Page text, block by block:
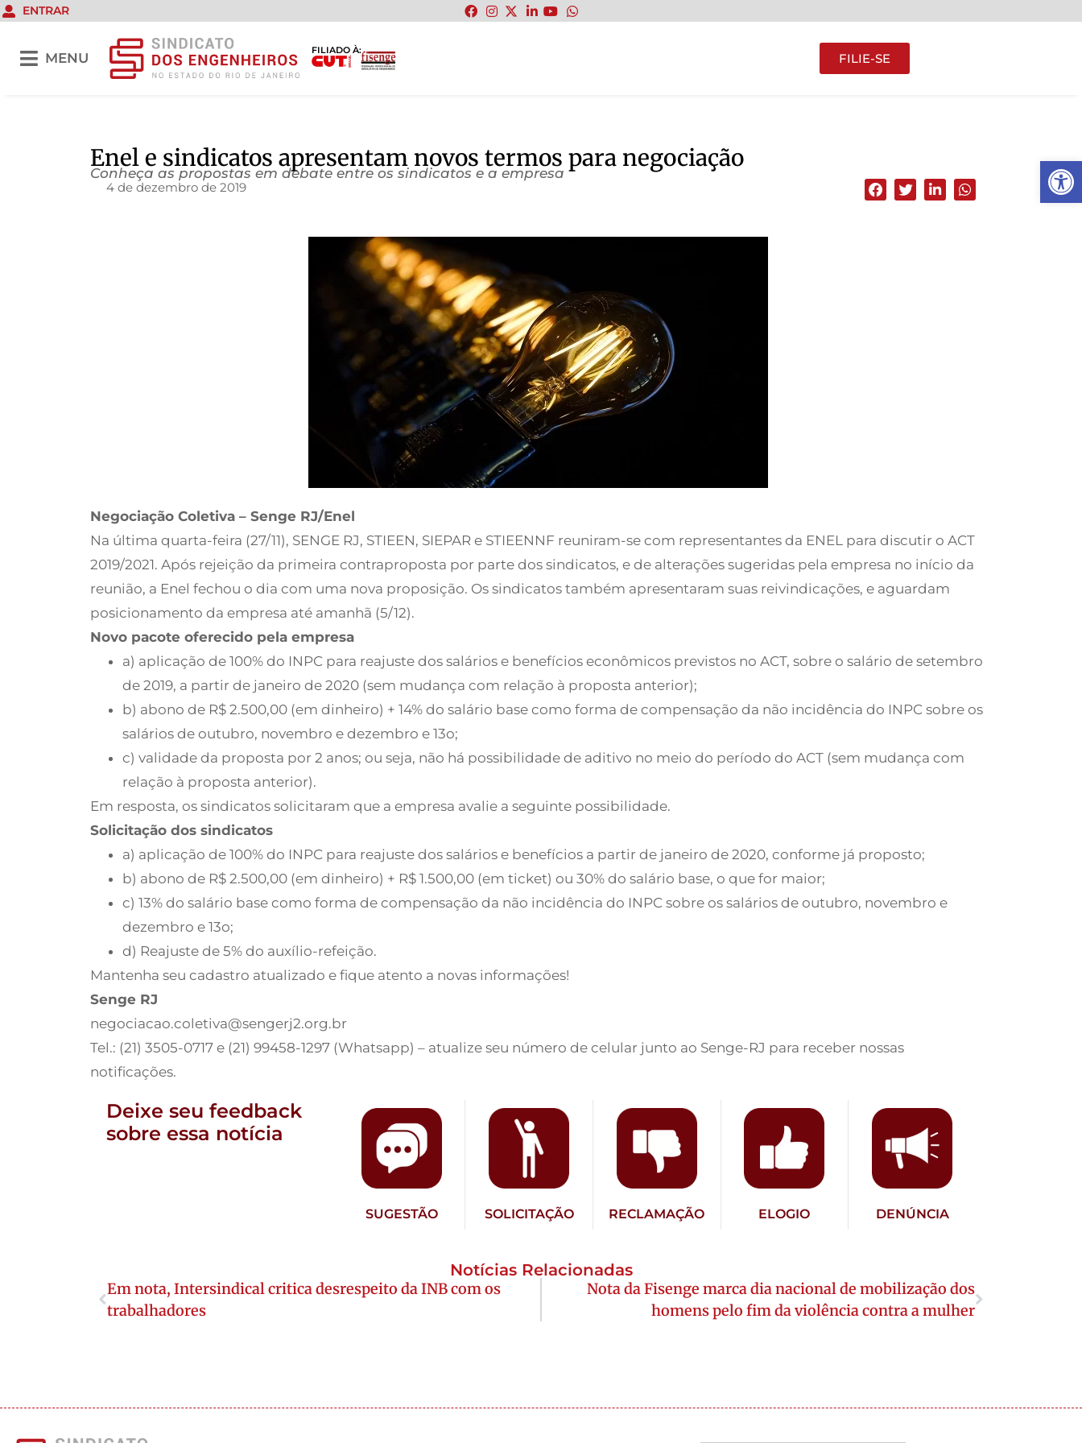
Abrir
ENTRAR
MENU
FILIADO À:
FILIE-SE
Enel e sindicatos apresentam novos termos para negociação
Conheça as propostas em debate entre os sindicatos e a empresa
4 de dezembro de 2019
Negociação Coletiva – Senge RJ/Enel
Na última quarta-feira (27/11), SENGE RJ, STIEEN, SIEPAR e STIEENNF reuniram-se com representantes da ENEL para discutir o ACT
2019/2021. Após rejeição da primeira contraproposta por parte dos sindicatos, e de alterações sugeridas pela empresa no início da
reunião, a Enel fechou o dia com uma nova proposição. Os sindicatos também apresentaram suas reivindicações, e aguardam
posicionamento da empresa até amanhã (5/12).
Novo pacote oferecido pela empresa
a) aplicação de 100% do INPC para reajuste dos salários e benefícios econômicos previstos no ACT, sobre o salário de setembro
de 2019, a partir de janeiro de 2020 (sem mudança com relação à proposta anterior);
b) abono de R$ 2.500,00 (em dinheiro) + 14% do salário base como forma de compensação da não incidência do INPC sobre os
salários de outubro, novembro e dezembro e 13o;
c) validade da proposta por 2 anos; ou seja, não há possibilidade de aditivo no meio do período do ACT (sem mudança com
relação à proposta anterior).
Em resposta, os sindicatos solicitaram que a empresa avalie a seguinte possibilidade.
Solicitação dos sindicatos
a) aplicação de 100% do INPC para reajuste dos salários e benefícios a partir de janeiro de 2020, conforme já proposto;
b) abono de R$ 2.500,00 (em dinheiro) + R$ 1.500,00 (em ticket) ou 30% do salário base, o que for maior;
c) 13% do salário base como forma de compensação da não incidência do INPC sobre os salários de outubro, novembro e
dezembro e 13o;
d) Reajuste de 5% do auxílio-refeição.
Mantenha seu cadastro atualizado e fique atento a novas informações!
Senge RJ
negociacao.coletiva@sengerj2.org.br
Tel.: (21) 3505-0717 e (21) 99458-1297 (Whatsapp) – atualize seu número de celular junto ao Senge-RJ para receber nossas
notificações.
Deixe seu feedback
sobre essa notícia
SUGESTÃO SOLICITAÇÃO RECLAMAÇÃO ELOGIO DENÚNCIA
Notícias Relacionadas
Em nota, Intersindical critica desrespeito da INB com os
trabalhadores
Nota da Fisenge marca dia nacional de mobilização dos
homens pelo fim da violência contra a mulher